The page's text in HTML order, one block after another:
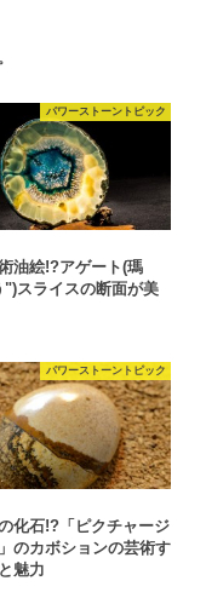
パワーストーントピック
油絵!?アゲート(瑪
")スライスの断面が美
パワーストーントピック
化石!?「ピクチャージ
のカボションの芸術す
魅力